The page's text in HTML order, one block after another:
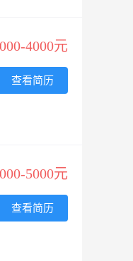
4000元
查看简历
5000元
查看简历